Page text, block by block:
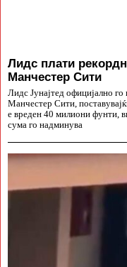
Лидс плати
Манчестер Сити
Лидс Јунајтед официјално
Манчестер Сити,
е вреден 40 милиони фунти,
сума го надминува